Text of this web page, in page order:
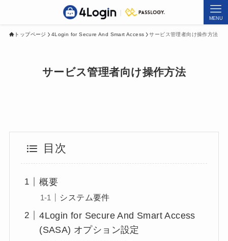
MENU
トップページ 4Login for Secure And Smart Access サービス管理者向け操作方法
サービス管理者向け操作方法
目次
概要
システム要件
4Login for Secure And Smart Access
(SASA) オプション設定